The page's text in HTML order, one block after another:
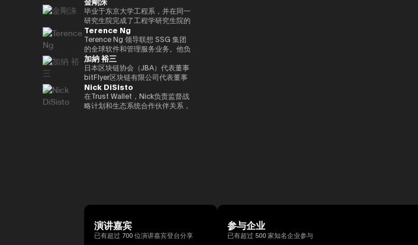
坛选为 “明日全球领袖” 之一，在
DHL/SCMP大奖中被选为 “年度青
年企业家”，并被Cointelegraph
评选为 “区块链行业值得关注的
100位人物”。此外，Yat先生是一
位接受过古典音乐正规培训的音乐
家，曾担任BAFTA（英国电影电
视艺术学院）的顾问委员会成员和
亚洲青年管弦乐团的董事会成员。
如有必要，可以准备更自然、更精
致的日语版本来介绍演讲者。
Wire（现为GlobeNewsWire）。
该公司目前是阿波罗环球管理旗下
的一个业务部门，规模约为5亿美
元。此外，作为消费互联网早期营
销的先驱，他参与了数十个著名互
联网品牌的发展，首先是The
Motley Fool、America Online
Greenhouse和Earthlink的推出。
作为教育背景，她获得了纽约州立
大学布法罗分校的创意写作硕士学
位。他获得了雪城大学的两个学士
学位，自2000年以来，他还曾在
银行，他还先后担任过长崎分行经
理、香港办事处经理、金融机构局
国际科科长（负责巴塞尔监管）、
国际局规划师等职务。在财务省，
他作为国际组织司的规划官负责国
际金融（FATF、FSB等）。毕业
于一桥大学法学院。我在哈佛大学
攻读了计算机科学专业 AI。
构、机构投资者和商界的对话，增
进对意大利经济的理解，进一步加
强两国之间的经济和金融关系。他
在中央银行、银行监管机构以及包
括欧洲中央银行（ECB）和欧洲投
资银行（EIB）在内的国际金融机
构拥有超过15年的经验，在金融
监管、治理和合规方面拥有深厚的
专业知识。我获得了罗马托尔维加
塔大学关于健全监管和监管机构制
裁权限的法学博士学位。
我以互联网证券和经验丰富的客户
体验、CX策略推广等方式推出了
一项新的金融科技业务。于2022
年加入索尼银行，目前正在以索尼
银行DX业务规划经理的身份推广
与Web3相关的新业务规划。
毕业于东京大学工程系，并在同一
研究生院完成了工程学研究生院的
课程。加入花旗证券有限公司，从
事日本政府债券和利率衍生品的交
易业务。之后，他加入了松尾实验
室株式会社，一直负责机器学习项
目的规划、PoC 和开发。他于
2022年就任公司董事，还成立了
一个专门研究生成式人工智能的新
风险投资基金。
Terence Ng
Terence Ng 领导联想 SSG 集团
的全球软件和管理服务业务。他负
责推动战略性微软云解决方案提供
商 (CSP) 计划，并与微软合作推
进整体相关服务解决方案。他在安
全、软件、云和人工智能生态系统
领域领导全球市场的重要战略合作
伙伴关系和销售。 自2011年加入
好的记录。 Terence Ng 拥有新加
坡南洋理工大学的商业研究学士学
位。他目前居住在新加坡，是区块
链和人工智能技术的狂热粉丝。
加納 裕三
日本区块链协会（JBA）代表董事
bitFlyer区块链有限公司代表董事
高盛证券有限公司等，他在
2014/1年共同创立了bitFlyer有限
公司。 自bitFlyer成立以来，它一
块链协会（JBA）的代表董事、一
般注册协会日本元界顾问、
ISO/TC307全国审议委员会代表
委员会成员和国防部意见领袖。
Nick DiSisto
在Trust Wallet，Nick负责监督战
略计划和生态系统合作伙伴关系，
同时与产品、安全、工程和营销等
各个部门密切合作。Nick 专注于
“将代码转化为现实世界的价值”，
正在将自托管钱包发展为下一代金
演讲嘉宾
已有超过 700 位演讲嘉宾登台分享
参与企业
已有超过 500 家知名企业参与